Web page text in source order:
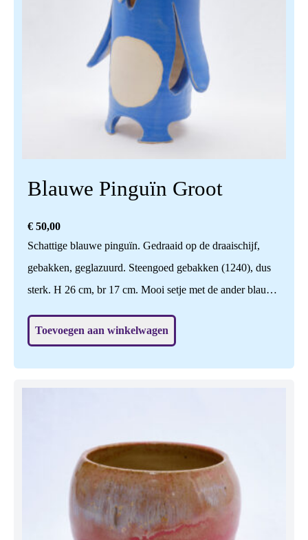
Blauwe Pinguïn Groot
€ 50,00
Schattige blauwe pinguïn. Gedraaid op de draaischijf,
gebakken, geglazuurd. Steengoed gebakken (1240), dus
sterk. H 26 cm, br 17 cm. Mooi setje met de ander blauwe
Toevoegen aan winkelwagen